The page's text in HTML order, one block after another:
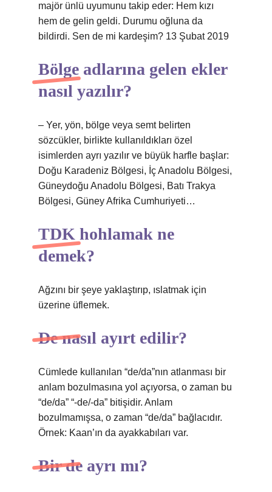
majör ünlü uyumunu takip eder: Hem kızı
hem de gelin geldi. Durumu oğluna da
bildirdi. Sen de mi kardeşim? 13 Şubat 2019
Bölge adlarına gelen ekler
nasıl yazılır?
– Yer, yön, bölge veya semt belirten
sözcükler, birlikte kullanıldıkları özel
isimlerden ayrı yazılır ve büyük harfle başlar:
Doğu Karadeniz Bölgesi, İç Anadolu Bölgesi,
Güneydoğu Anadolu Bölgesi, Batı Trakya
Bölgesi, Güney Afrika Cumhuriyeti…
TDK hohlamak ne
demek?
Ağzını bir şeye yaklaştırıp, ıslatmak için
üzerine üflemek.
De nasıl ayırt edilir?
Cümlede kullanılan “de/da”nın atlanması bir
anlam bozulmasına yol açıyorsa, o zaman bu
“de/da” “-de/-da” bitişidir. Anlam
bozulmamışsa, o zaman “de/da” bağlacıdır.
Örnek: Kaan’ın da ayakkabıları var.
Bir de ayrı mı?